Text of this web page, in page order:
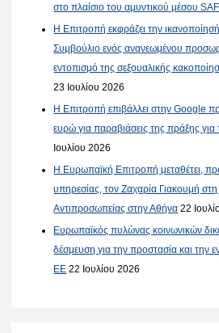
στο πλαίσιο του αμυντικού μέσου
Η Επιτροπή εκφράζει την
Συμβούλιο ενός ανανεωμένου
εντοπισμό της σεξουαλικής
23 Ιουλίου 2026
Η Επιτροπή επιβάλλει στην Google
ευρώ για παραβιάσεις της πράξης για
Ιουλίου 2026
Η Ευρωπαϊκή Επιτροπή μεταθέτει,
υπηρεσίας, τον Ζαχαρία Γιακουμή
Αντιπροσωπείας στην Αθήνα 22
Ευρωπαϊκός πυλώνας κοινωνικών
δέσμευση για την προστασία και την
ΕΕ 22 Ιουλίου 2026